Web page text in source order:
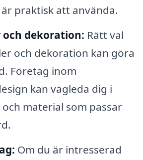
praktisk att använda.
och dekoration: Rätt val
och dekoration kan göra
Företag inom
kan vägleda dig i
material som passar
Om du är intresserad